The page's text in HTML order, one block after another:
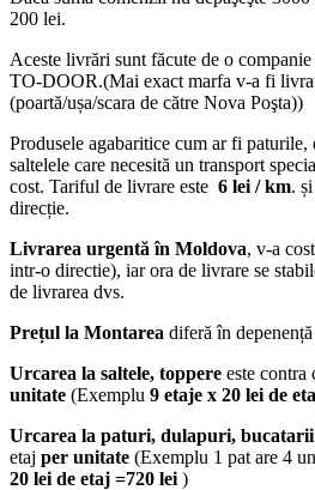
200 lei.
Aceste livrări sunt făcute de o
TO-DOOR.(Mai exact marfa v-a fi
(poartă/ușa/scara de către Nova Poşta))
Produsele agabaritice cum ar fi
saltelele care necesită un transport
cost. Tariful de livrare este 6 lei / km.
direcție.
Livrarea urgentă în Moldova, v-a
intr-o directie), iar ora de livrare se
de livrarea dvs.
Prețul la Montarea diferă în
Urcarea la saltele, toppere este contra
unitate (Exemplu 9 etaje x 20 lei de
Urcarea la paturi, dulapuri, bucatarii
etaj per unitate (Exemplu 1 pat are 4
20 lei de etaj =720 lei )